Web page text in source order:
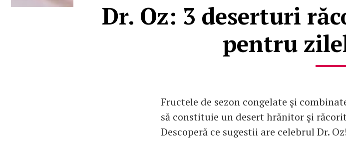
Dr. Oz: 3 deserturi
pentru
Fructele de sezon congelate şi
să constituie un desert hrănitor şi
Descoperă ce sugestii are celebrul Dr.